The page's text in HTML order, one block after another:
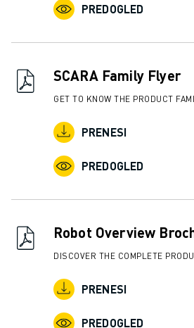
PREDOGLED
SCARA Family Flyer
GET TO KNOW THE PRODUCT
PRENESI
PREDOGLED
Robot Overview
DISCOVER THE COMPLETE
PRENESI
PREDOGLED